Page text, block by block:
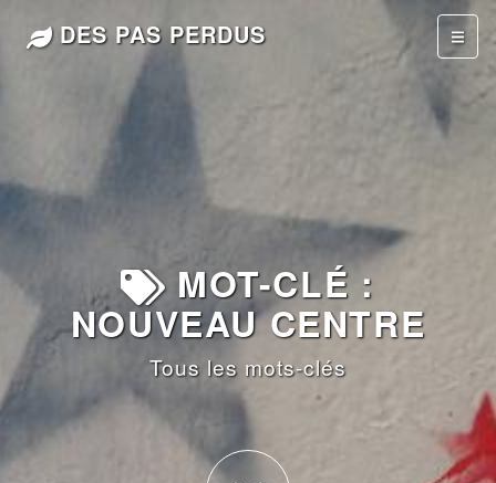
DES PAS PERDUS
MOT-CLÉ :
NOUVEAU CENTRE
Tous les mots-clés